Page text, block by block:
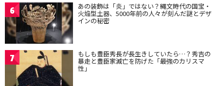
6 あの装飾は「炎」ではない？縄文時代の国宝・
火焔型土器、5000年前の人々が刻んだ謎とデザ
インの秘密
7 もしも豊臣秀長が長生きしていたら…？秀吉の
暴走と豊臣家滅亡を防げた「最強のカリスマ
性」